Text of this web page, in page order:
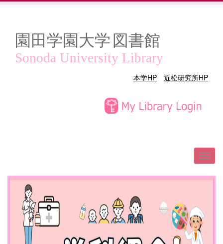
園田学園大学 図書館
Sonoda University Library
本学HP 近松研究所HP